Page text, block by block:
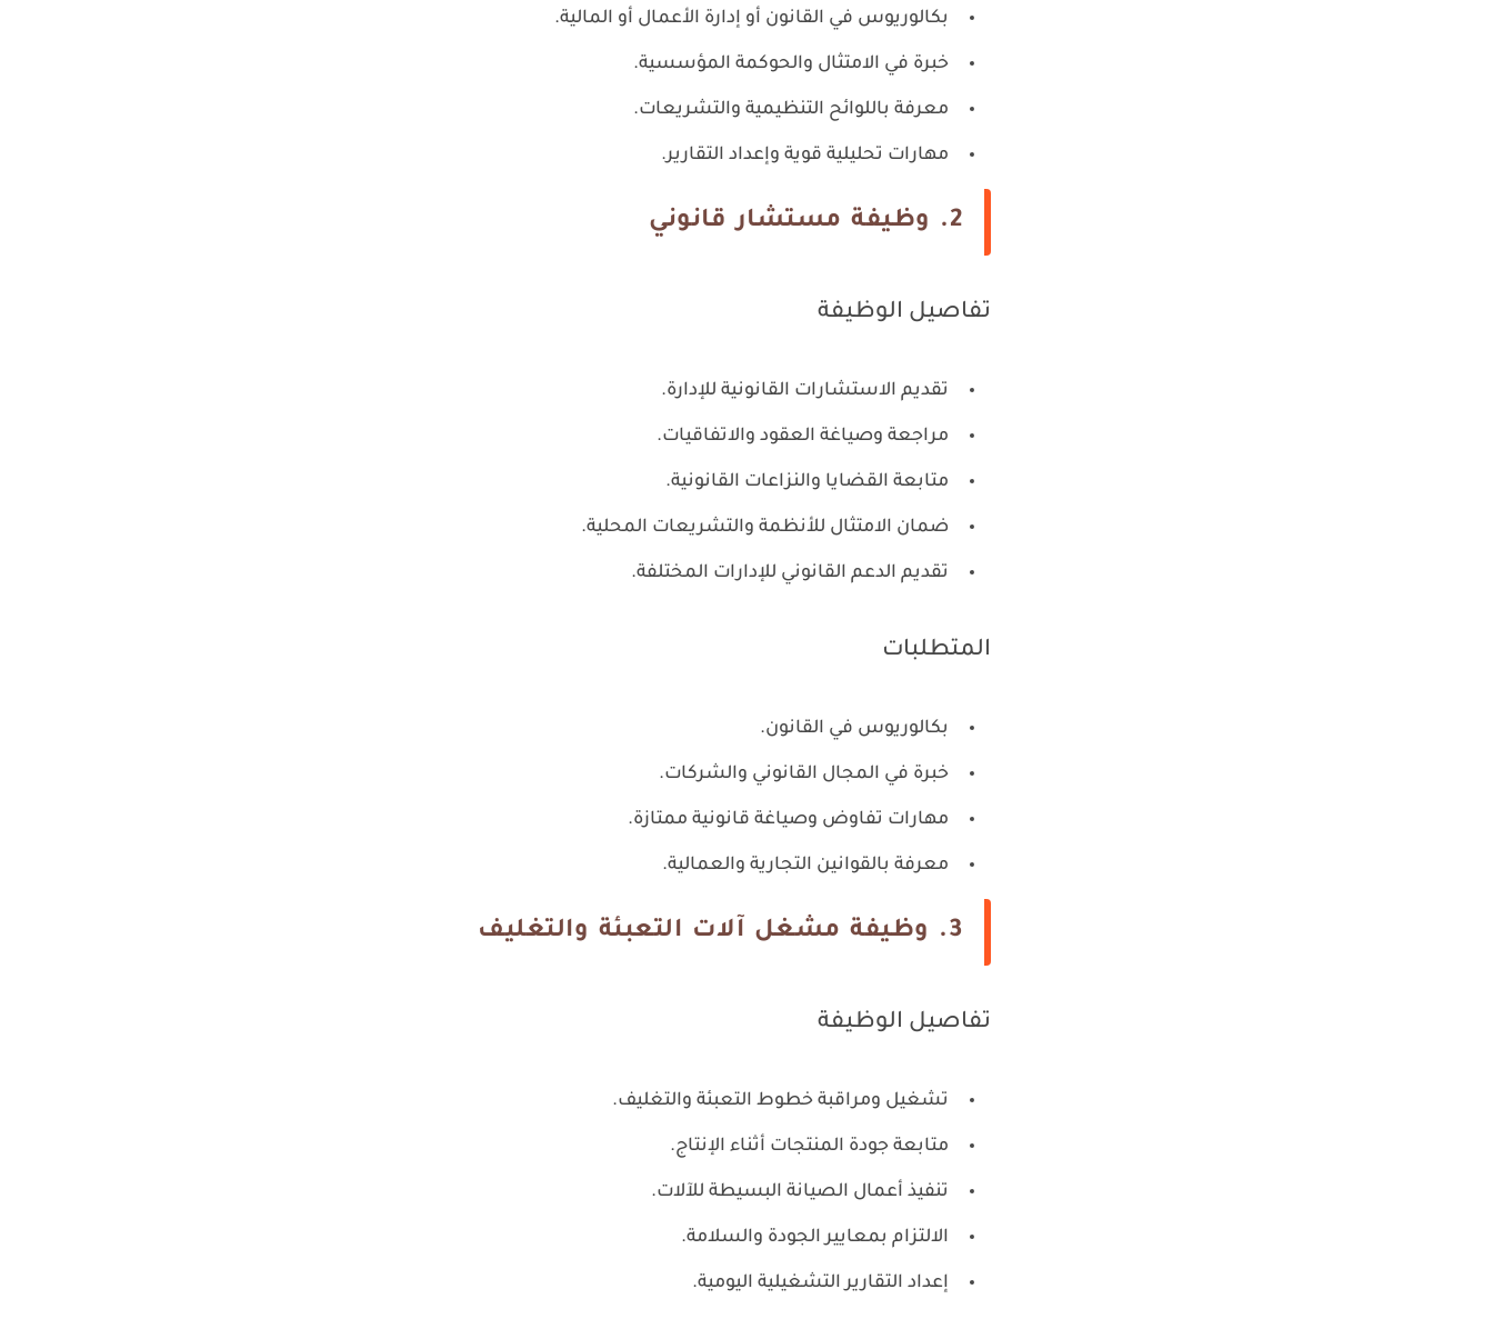
بكالوريوس في القانون أو إدارة الأعمال أو المالية.
خبرة في الامتثال والحوكمة المؤسسية.
معرفة باللوائح التنظيمية والتشريعات.
مهارات تحليلية قوية وإعداد التقارير.
2. وظيفة مستشار قانوني
تفاصيل الوظيفة
تقديم الاستشارات القانونية للإدارة.
مراجعة وصياغة العقود والاتفاقيات.
متابعة القضايا والنزاعات القانونية.
ضمان الامتثال للأنظمة والتشريعات المحلية.
تقديم الدعم القانوني للإدارات المختلفة.
المتطلبات
بكالوريوس في القانون.
خبرة في المجال القانوني والشركات.
مهارات تفاوض وصياغة قانونية ممتازة.
معرفة بالقوانين التجارية والعمالية.
3. وظيفة مشغل آلات التعبئة والتغليف
تفاصيل الوظيفة
تشغيل ومراقبة خطوط التعبئة والتغليف.
متابعة جودة المنتجات أثناء الإنتاج.
تنفيذ أعمال الصيانة البسيطة للآلات.
الالتزام بمعايير الجودة والسلامة.
إعداد التقارير التشغيلية اليومية.